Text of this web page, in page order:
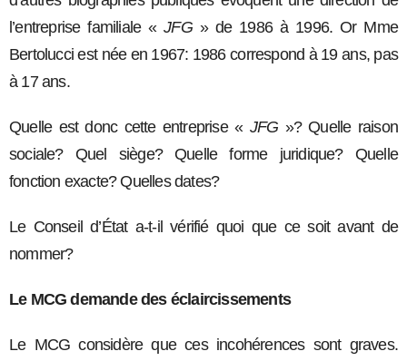
l’entreprise familiale «JFG» de 1986 à 1996. Or Mme
Bertolucci est née en 1967: 1986 correspond à 19 ans, pas
à 17 ans.
Quelle est donc cette entreprise « JFG »? Quelle raison
sociale? Quel siège? Quelle forme juridique? Quelle
fonction exacte? Quelles dates?
Le Conseil d’État a-t-il vérifié quoi que ce soit avant de
nommer?
Le MCG demande des éclaircissements
Le MCG considère que ces incohérences sont graves.